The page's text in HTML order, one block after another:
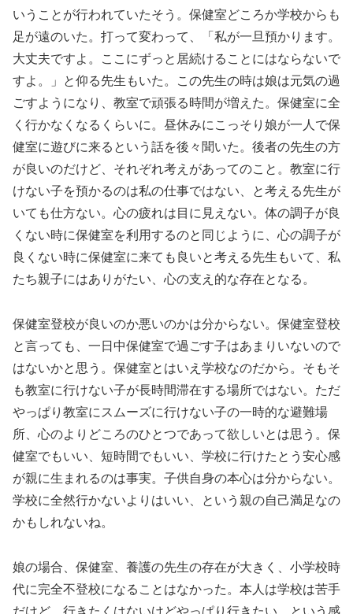
いうことが行われていたそう。保健室どころか学校からも
足が遠のいた。打って変わって、「私が一旦預かります。
大丈夫ですよ。ここにずっと居続けることにはならないで
すよ。」と仰る先生もいた。この先生の時は娘は元気の過
ごすようになり、教室で頑張る時間が増えた。保健室に全
く行かなくなるくらいに。昼休みにこっそり娘が一人で保
健室に遊びに来るという話を後々聞いた。後者の先生の方
が良いのだけど、それぞれ考えがあってのこと。教室に行
けない子を預かるのは私の仕事ではない、と考える先生が
いても仕方ない。心の疲れは目に見えない。体の調子が良
くない時に保健室を利用するのと同じように、心の調子が
良くない時に保健室に来ても良いと考える先生もいて、私
たち親子にはありがたい、心の支え的な存在となる。
保健室登校が良いのか悪いのかは分からない。保健室登校
と言っても、一日中保健室で過ごす子はあまりいないので
はないかと思う。保健室とはいえ学校なのだから。そもそ
も教室に行けない子が長時間滞在する場所ではない。ただ
やっぱり教室にスムーズに行けない子の一時的な避難場
所、心のよりどころのひとつであって欲しいとは思う。保
健室でもいい、短時間でもいい、学校に行けたとう安心感
が親に生まれるのは事実。子供自身の本心は分からない。
学校に全然行かないよりはいい、という親の自己満足なの
かもしれないね。
娘の場合、保健室、養護の先生の存在が大きく、小学校時
代に完全不登校になることはなかった。本人は学校は苦手
だけど、行きたくはないけどやっぱり行きたい、という感